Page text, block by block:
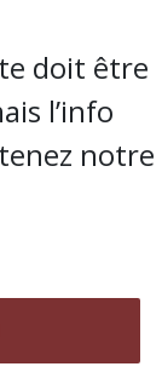
: des
de
font
doit être
l’info
notre